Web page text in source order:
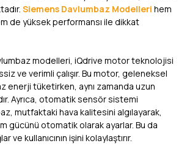
Siemens Davlumbaz Modelleri hem
de yüksek performansı ile dikkat
modelleri, iQdrive motor teknolojisi
ve verimli çalışır. Bu motor, geleneksel
enerji tüketirken, aynı zamanda uzun
Ayrıca, otomatik sensör sistemi
mutfaktaki hava kalitesini algılayarak,
gücünü otomatik olarak ayarlar. Bu da
ve kullanıcının işini kolaylaştırır.